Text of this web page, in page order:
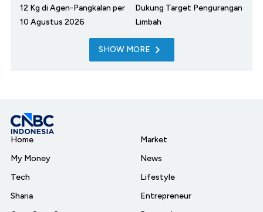
12 Kg di Agen-Pangkalan per
10 Agustus 2026
Dukung Target Pengurangan
Limbah
SHOW MORE
Home
My Money
Tech
Sharia
Market
News
Lifestyle
Entrepreneur